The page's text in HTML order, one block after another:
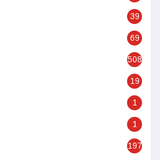
39
69
508
19
1
1
197